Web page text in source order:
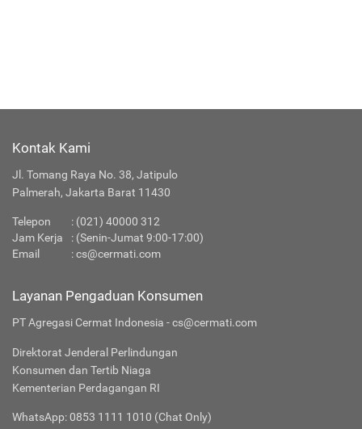
Kontak Kami
Jl. Tomang Raya No. 38, Jatipulo
Palmerah, Jakarta Barat 11430
Telepon : (021) 40000 312
Jam Kerja
: (Senin-Jumat 9:00-17:00)
Email
:cs@cermati.com
Layanan Pengaduan Konsumen
PT Agregasi Cermat Indonesia - cs@cermati.com
Direktorat Jenderal Perlindungan
Konsumen dan Tertib Niaga
Kementerian Perdagangan RI
WhatsApp: 0853 1111 1010 (Chat Only)